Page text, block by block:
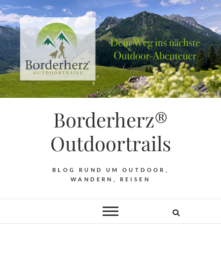
Borderherz®
Outdoortrails
BLOG RUND UM OUTDOOR,
WANDERN, REISEN